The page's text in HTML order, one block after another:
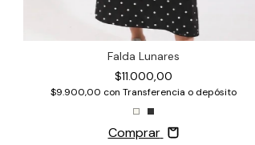
Falda Lunares
$11.000,00
$9.900,00 con Transferencia o depósito
Comprar